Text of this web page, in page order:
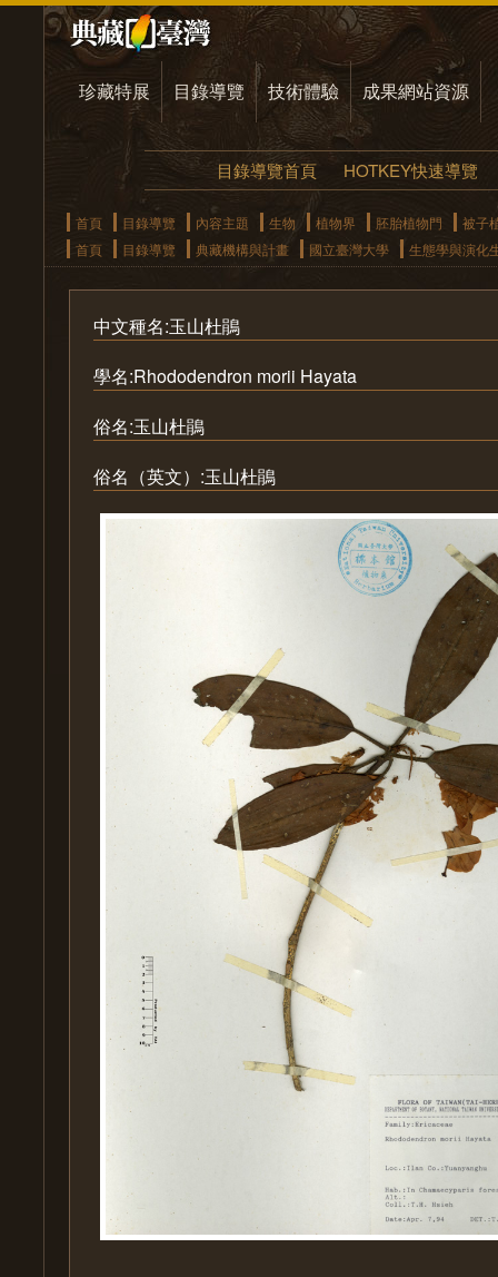
珍藏特展 目錄導覽 技術體驗 成果網站資源
目錄導覽首頁 HOTKEY快速導覽
首頁 目錄導覽 內容主題 生物 植物界 胚胎植物門
被子
首頁
目錄導覽 典藏機構與計畫 國立臺灣大學 生態學與演化
中文種名:玉山杜鵑
學名:Rhododendron morii Hayata
俗名:玉山杜鵑
俗名（英文）:玉山杜鵑